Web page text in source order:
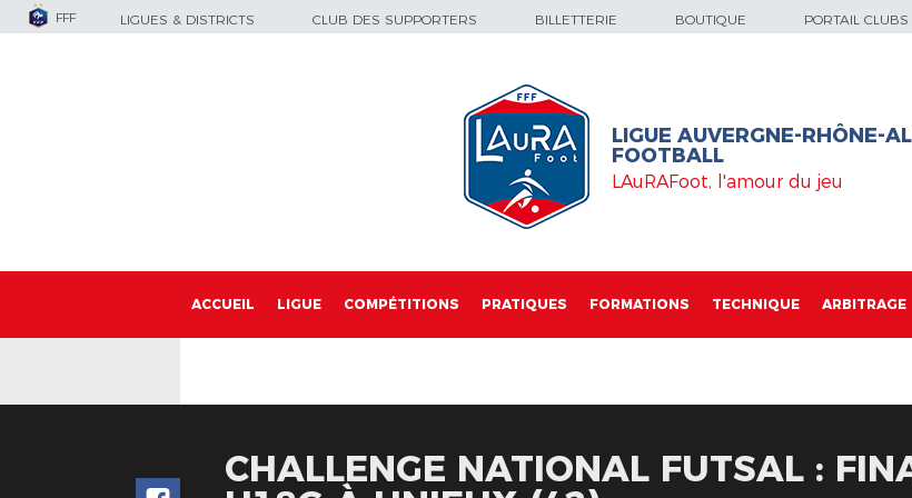
FFF LIGUES & DISTRICTS CLUB DES SUPPORTERS BILLETTERIE BOUTIQUE PORTAIL CLUBS
LIGUE AUVERGNE-RHÔNE-
FOOTBALL
LAuRAFoot, l'amour du jeu
ACCUEIL LIGUE COMPÉTITIONS PRATIQUES FORMATIONS TECHNIQUE ARBITRAGE
CHALLENGE NATIONAL FUTSAL :